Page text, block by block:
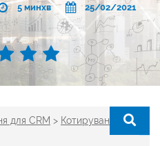
5 минхв 25/02/2021
для CRM > Котирування в